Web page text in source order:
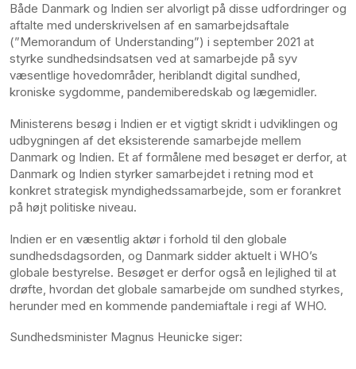
Både Danmark og Indien ser alvorligt på disse udfordringer og
aftalte med underskrivelsen af en samarbejdsaftale
(”Memorandum of Understanding”) i september 2021 at
styrke sundhedsindsatsen ved at samarbejde på syv
væsentlige hovedområder, heriblandt digital sundhed,
kroniske sygdomme, pandemiberedskab og lægemidler.
Ministerens besøg i Indien er et vigtigt skridt i udviklingen og
udbygningen af det eksisterende samarbejde mellem
Danmark og Indien. Et af formålene med besøget er derfor, at
Danmark og Indien styrker samarbejdet i retning mod et
konkret strategisk myndighedssamarbejde, som er forankret
på højt politiske niveau.
Indien er en væsentlig aktør i forhold til den globale
sundhedsdagsorden, og Danmark sidder aktuelt i WHO’s
globale bestyrelse. Besøget er derfor også en lejlighed til at
drøfte, hvordan det globale samarbejde om sundhed styrkes,
herunder med en kommende pandemiaftale i regi af WHO.
Sundhedsminister Magnus Heunicke siger: